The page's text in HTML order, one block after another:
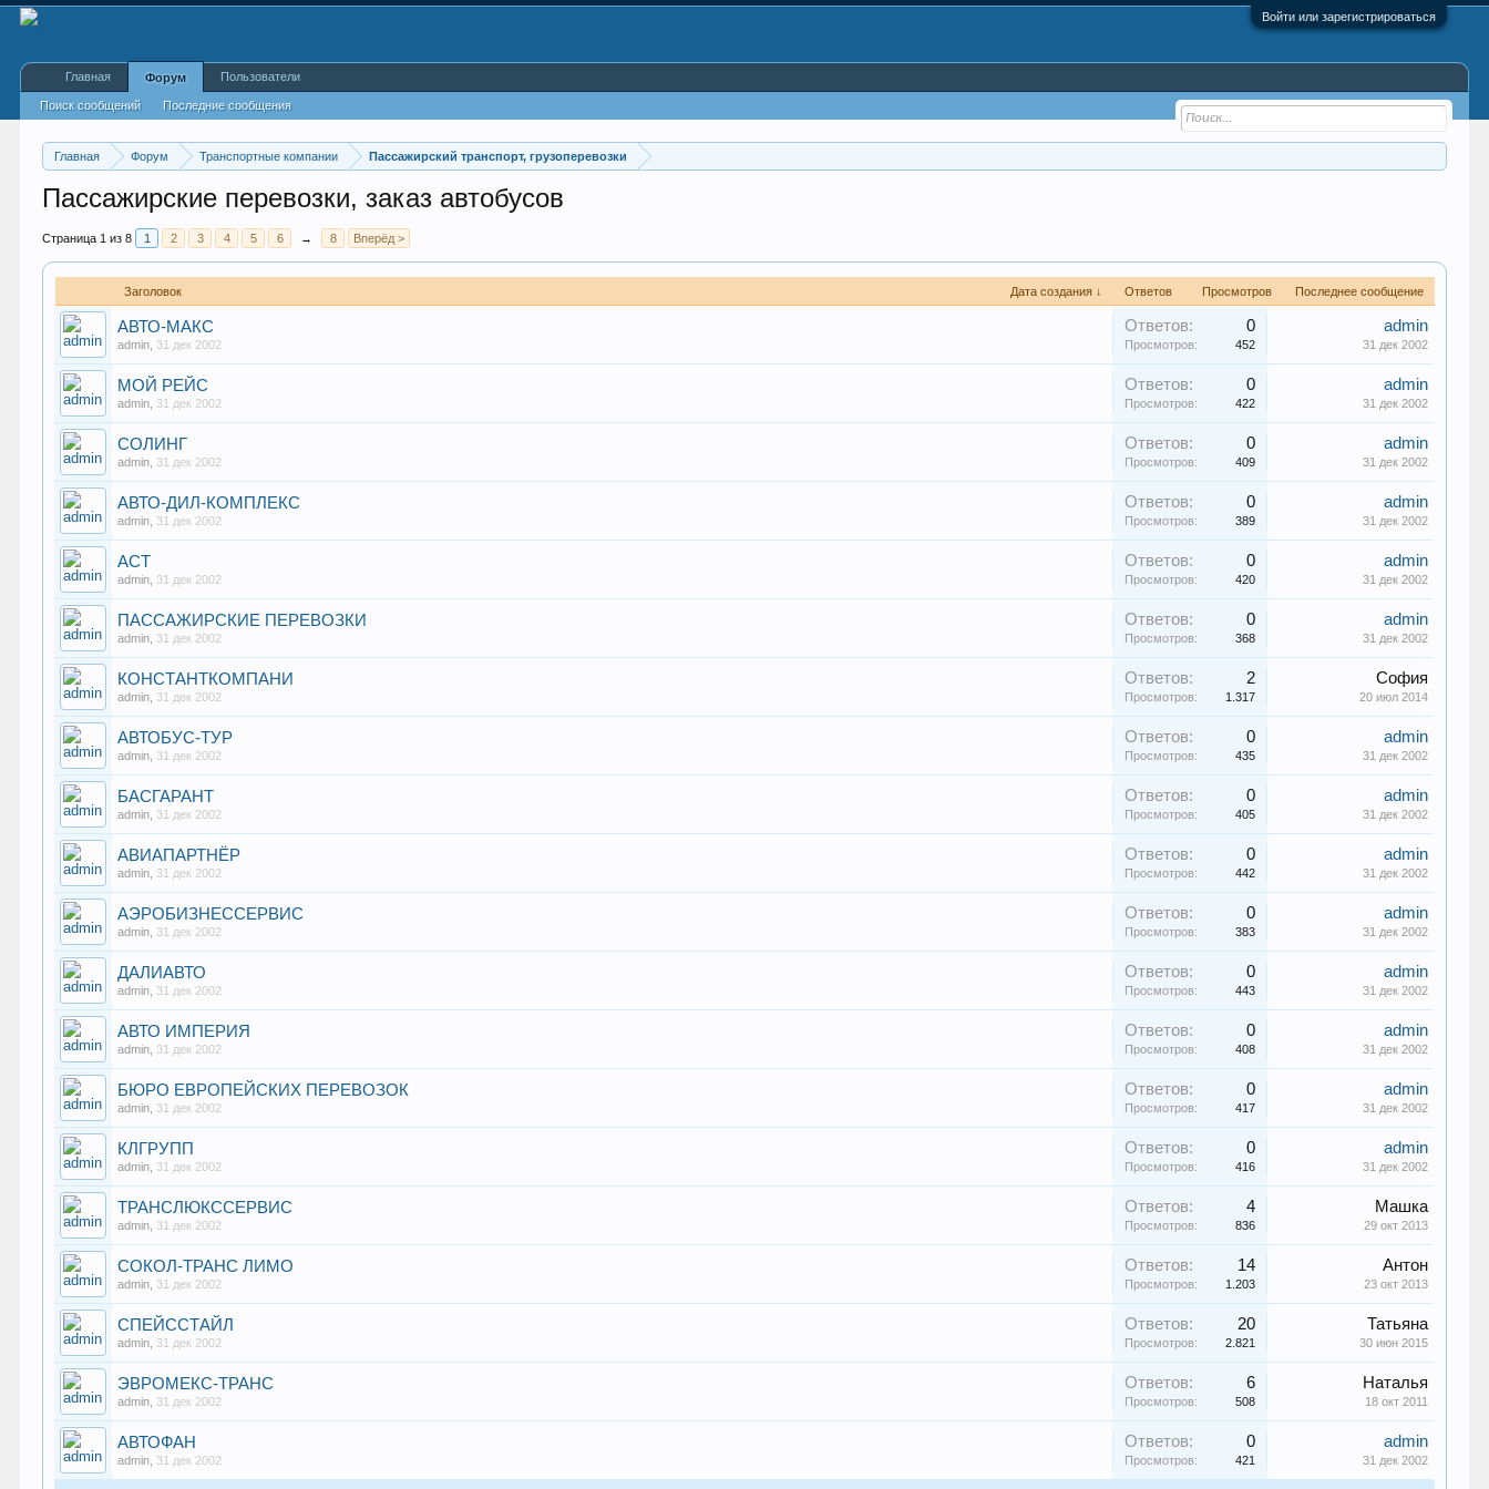
Войти или зарегистрироваться
Главная Форум Транспортные компании Пассажирский транспорт, грузоперевозки
Пассажирские перевозки, заказ автобусов
Страница 1 из 8 1 2 3 4 5 6 → 8 Вперёд >
Заголовок Дата создания ↓ Ответов Просмотров Последнее сообщение
АВТО-МАКС
admin 31 дек 2002
Ответов: 0
Просмотров: 452
admin
31 дек 2002
МОЙ РЕЙС
admin 31 дек 2002
Ответов: 0
Просмотров: 422
admin
31 дек 2002
СОЛИНГ
admin 31 дек 2002
Ответов: 0
Просмотров: 409
admin
31 дек 2002
АВТО-ДИЛ-КОМПЛЕКС
admin 31 дек 2002
Ответов: 0
Просмотров: 389
admin
31 дек 2002
АСТ
admin 31 дек 2002
Ответов: 0
Просмотров: 420
admin
31 дек 2002
ПАССАЖИРСКИЕ ПЕРЕВОЗКИ
admin 31 дек 2002
Ответов: 0
Просмотров: 368
admin
31 дек 2002
КОНСТАНТКОМПАНИ
admin 31 дек 2002
Ответов: 2
Просмотров: 1.317
София
20 июл 2014
АВТОБУС-ТУР
admin 31 дек 2002
Ответов: 0
Просмотров: 435
admin
31 дек 2002
БАСГАРАНТ
admin 31 дек 2002
Ответов: 0
Просмотров: 405
admin
31 дек 2002
АВИАПАРТНЁР
admin 31 дек 2002
Ответов: 0
Просмотров: 442
admin
31 дек 2002
АЭРОБИЗНЕССЕРВИС
admin 31 дек 2002
Ответов: 0
Просмотров: 383
admin
31 дек 2002
ДАЛИАВТО
admin 31 дек 2002
Ответов: 0
Просмотров: 443
admin
31 дек 2002
АВТО ИМПЕРИЯ
admin 31 дек 2002
Ответов: 0
Просмотров: 408
admin
31 дек 2002
БЮРО ЕВРОПЕЙСКИХ ПЕРЕВОЗОК
admin 31 дек 2002
Ответов: 0
Просмотров: 417
admin
31 дек 2002
КЛГРУПП
admin 31 дек 2002
Ответов: 0
Просмотров: 416
admin
31 дек 2002
ТРАНСЛЮКССЕРВИС
admin 31 дек 2002
Ответов: 4
Просмотров: 836
Машка
29 окт 2013
СОКОЛ-ТРАНС ЛИМО
admin 31 дек 2002
Ответов: 14
Просмотров: 1.203
Антон
23 окт 2013
СПЕЙССТАЙЛ
admin 31 дек 2002
Ответов: 20
Просмотров: 2.821
Татьяна
30 июн 2015
ЭВРОМЕКС-ТРАНС
admin 31 дек 2002
Ответов: 6
Просмотров: 508
Наталья
18 окт 2011
АВТОФАН
admin 31 дек 2002
Ответов: 0
Просмотров: 421
admin
31 дек 2002
Главная Форум
Поиск сообщений Последние сообщения
Пользователи